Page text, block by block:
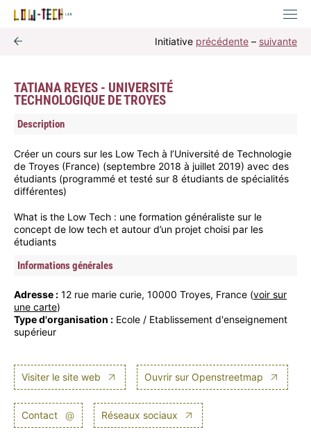
Initiative précédente – suivante
TATIANA REYES - UNIVERSITÉ
TECHNOLOGIQUE DE TROYES
Description
Créer un cours sur les Low Tech à l’Université de Technologie
de Troyes (France) (septembre 2018 à juillet 2019) avec des
étudiants (programmé et testé sur 8 étudiants de spécialités
différentes)
What is the Low Tech : une formation généraliste sur le
concept de low tech et autour d’un projet choisi par les
étudiants
Informations générales
Adresse : 12 rue marie curie, 10000 Troyes, France (voir sur
une carte)
Type d'organisation : Ecole / Etablissement d'enseignement
supérieur
Visiter le site web Ouvrir sur Openstreetmap
Contact @ Réseaux sociaux